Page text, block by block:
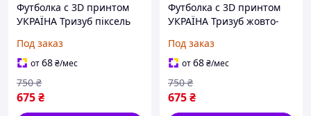
Футболка с 3D принтом
УКРАЇНА Тризуб піксель
размеры Все размеры
Премиум ткань
Под заказ
от68₴/мес
675₴
750 ₴
Футболка с 3D принтом
УКРАЇНА Тризуб жовто-
Взрослые и детские
размеры Все размеры
Премиум ткань
Под заказ
от68₴/мес
675₴
750 ₴